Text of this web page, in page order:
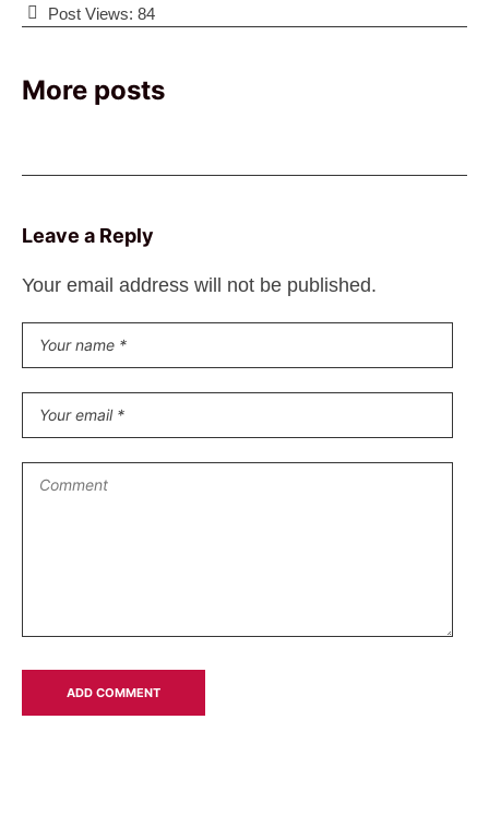
Post Views: 84
More posts
Leave a Reply
Your email address will not be published.